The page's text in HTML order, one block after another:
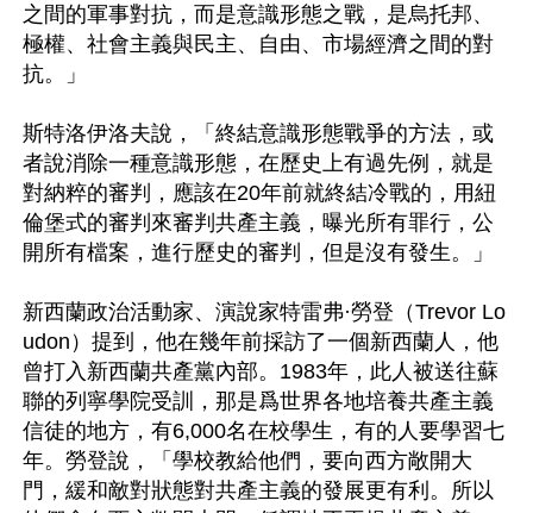
之間的軍事對抗，而是意識形態之戰，是烏托邦、
極權、社會主義與民主、自由、市場經濟之間的對
抗。」
斯特洛伊洛夫說，「終結意識形態戰爭的方法，或
者說消除一種意識形態，在歷史上有過先例，就是
對納粹的審判，應該在20年前就終結冷戰的，用紐
倫堡式的審判來審判共產主義，曝光所有罪行，公
開所有檔案，進行歷史的審判，但是沒有發生。」
新西蘭政治活動家、演說家特雷弗·勞登（Trevor Lo
udon）提到，他在幾年前採訪了一個新西蘭人，他
曾打入新西蘭共產黨內部。1983年，此人被送往蘇
聯的列寧學院受訓，那是爲世界各地培養共產主義
信徒的地方，有6,000名在校學生，有的人要學習七
年。勞登說，「學校教給他們，要向西方敞開大
門，緩和敵對狀態對共產主義的發展更有利。所以